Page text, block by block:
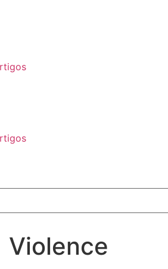
Violence